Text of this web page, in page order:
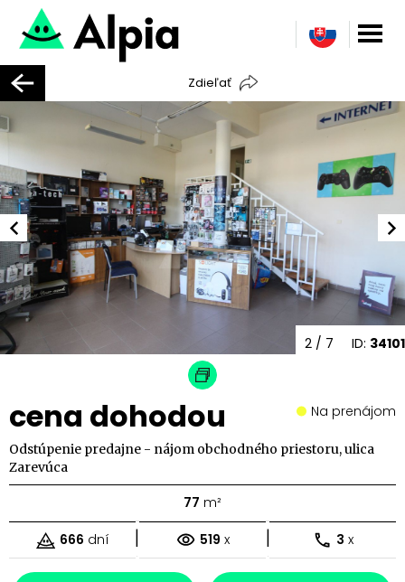
Zdieľať
ID: 34101
2 / 7
cena dohodou Na prenájom
Odstúpenie predajne - nájom obchodného priestoru, ulica
Zarevúca
77 m²
666 dní | 519 x | 3 x